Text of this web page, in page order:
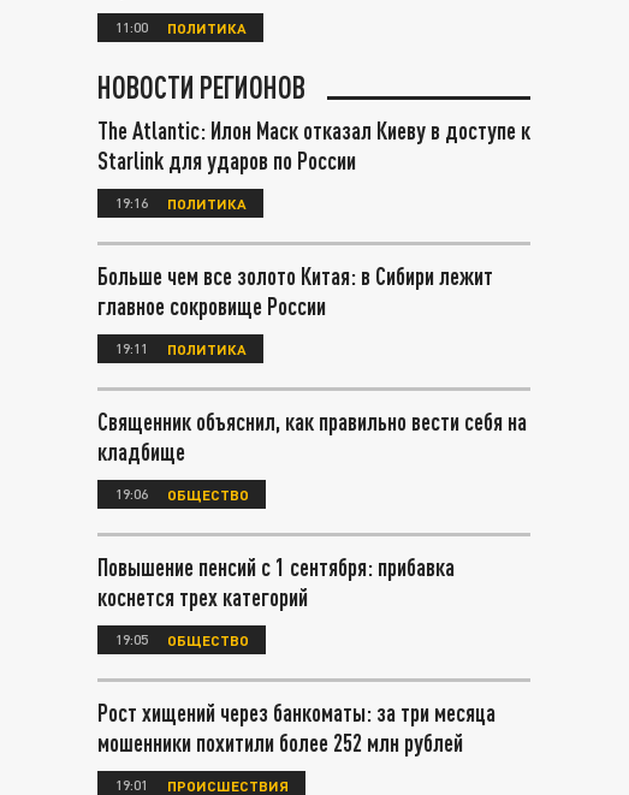
11:00 ПОЛИТИКА
НОВОСТИ РЕГИОНОВ
The Atlantic: Илон Маск отказал Киеву в доступе к
Starlink для ударов по России
19:16 ПОЛИТИКА
Больше чем все золото Китая: в Сибири лежит
главное сокровище России
19:11 ПОЛИТИКА
Священник объяснил, как правильно вести себя на
кладбище
19:06 ОБЩЕСТВО
Повышение пенсий с 1 сентября: прибавка
коснется трех категорий
19:05 ОБЩЕСТВО
Рост хищений через банкоматы: за три месяца
мошенники похитили более 252 млн рублей
19:01 ПРОИСШЕСТВИЯ